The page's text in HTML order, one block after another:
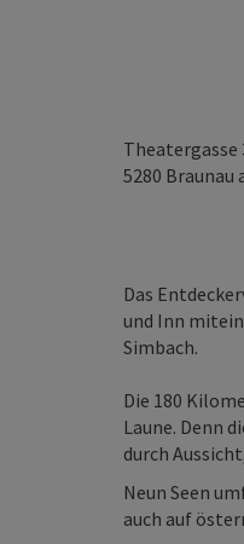
Theatergasse
5280 Braunau
Das
und Inn
Simbach.
Die 180
Laune. Denn
durch
Neun Seen
auch auf